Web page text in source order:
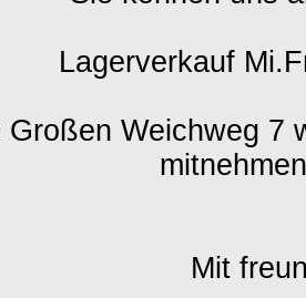
Lagerverkauf
Großen Weichweg 7
Mit